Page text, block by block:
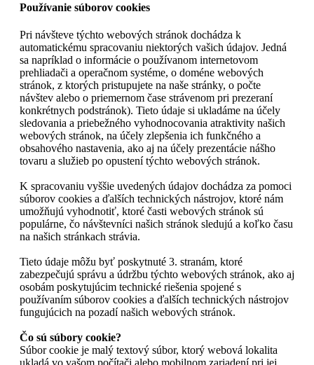
Používanie súborov cookies
Pri návšteve týchto webových stránok dochádza k
automatickému spracovaniu niektorých vašich údajov. Jedná
sa napríklad o informácie o používanom internetovom
prehliadači a operačnom systéme, o doméne webových
stránok, z ktorých pristupujete na naše stránky, o počte
návštev alebo o priemernom čase strávenom pri prezeraní
konkrétnych podstránok). Tieto údaje si ukladáme na účely
sledovania a priebežného vyhodnocovania atraktivity našich
webových stránok, na účely zlepšenia ich funkčného a
obsahového nastavenia, ako aj na účely prezentácie nášho
tovaru a služieb po opustení týchto webových stránok.
K spracovaniu vyššie uvedených údajov dochádza za pomoci
súborov cookies a ďalších technických nástrojov, ktoré nám
umožňujú vyhodnotiť, ktoré časti webových stránok sú
populárne, čo návštevníci našich stránok sledujú a koľko času
na našich stránkach strávia.
Tieto údaje môžu byť poskytnuté 3. stranám, ktoré
zabezpečujú správu a údržbu týchto webových stránok, ako aj
osobám poskytujúcim technické riešenia spojené s
používaním súborov cookies a ďalších technických nástrojov
fungujúcich na pozadí našich webových stránok.
Čo sú súbory cookie?
Súbor cookie je malý textový súbor, ktorý webová lokalita
ukladá vo vašom počítači alebo mobilnom zariadení pri jej